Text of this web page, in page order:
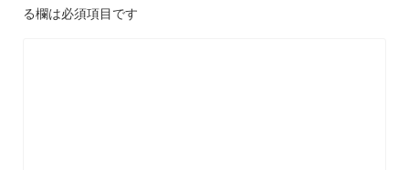
る欄は必須項目です